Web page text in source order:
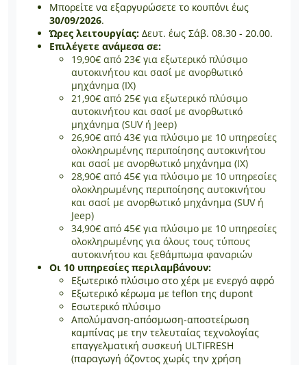
Μπορείτε να εξαργυρώσετε το κουπόνι έως
30/09/2026.
Ώρες λειτουργίας: Δευτ. έως Σάβ. 08.30 - 20.00.
Επιλέγετε ανάμεσα σε:
19,90€ από 23€ για εξωτερικό πλύσιμο
αυτοκινήτου και σασί με ανορθωτικό
μηχάνημα (ΙΧ)
21,90€ από 25€ για εξωτερικό πλύσιμο
αυτοκινήτου και σασί με ανορθωτικό
μηχάνημα (SUV ή Jeep)
26,90€ από 43€ για πλύσιμο με 10 υπηρεσίες
ολοκληρωμένης περιποίησης αυτοκινήτου
και σασί με ανορθωτικό μηχάνημα (ΙΧ)
28,90€ από 45€ για πλύσιμο με 10 υπηρεσίες
ολοκληρωμένης περιποίησης αυτοκινήτου
και σασί με ανορθωτικό μηχάνημα (SUV ή
Jeep)
34,90€ από 45€ για πλύσιμο με 10 υπηρεσίες
ολοκληρωμένης για όλους τους τύπους
αυτοκινήτου και ξεθάμπωμα φαναριών
Οι 10 υπηρεσίες περιλαμβάνουν:
Εξωτερικό πλύσιμο στο χέρι με ενεργό αφρό
Εξωτερικό κέρωμα με teflon της dupont
Εσωτερικό πλύσιμο
Απολύμανση-απόσμωση-αποστείρωση
καμπίνας με την τελευταίας τεχνολογίας
επαγγελματική συσκευή ULTIFRESH
(παραγωγή όζοντος χωρίς την χρήση